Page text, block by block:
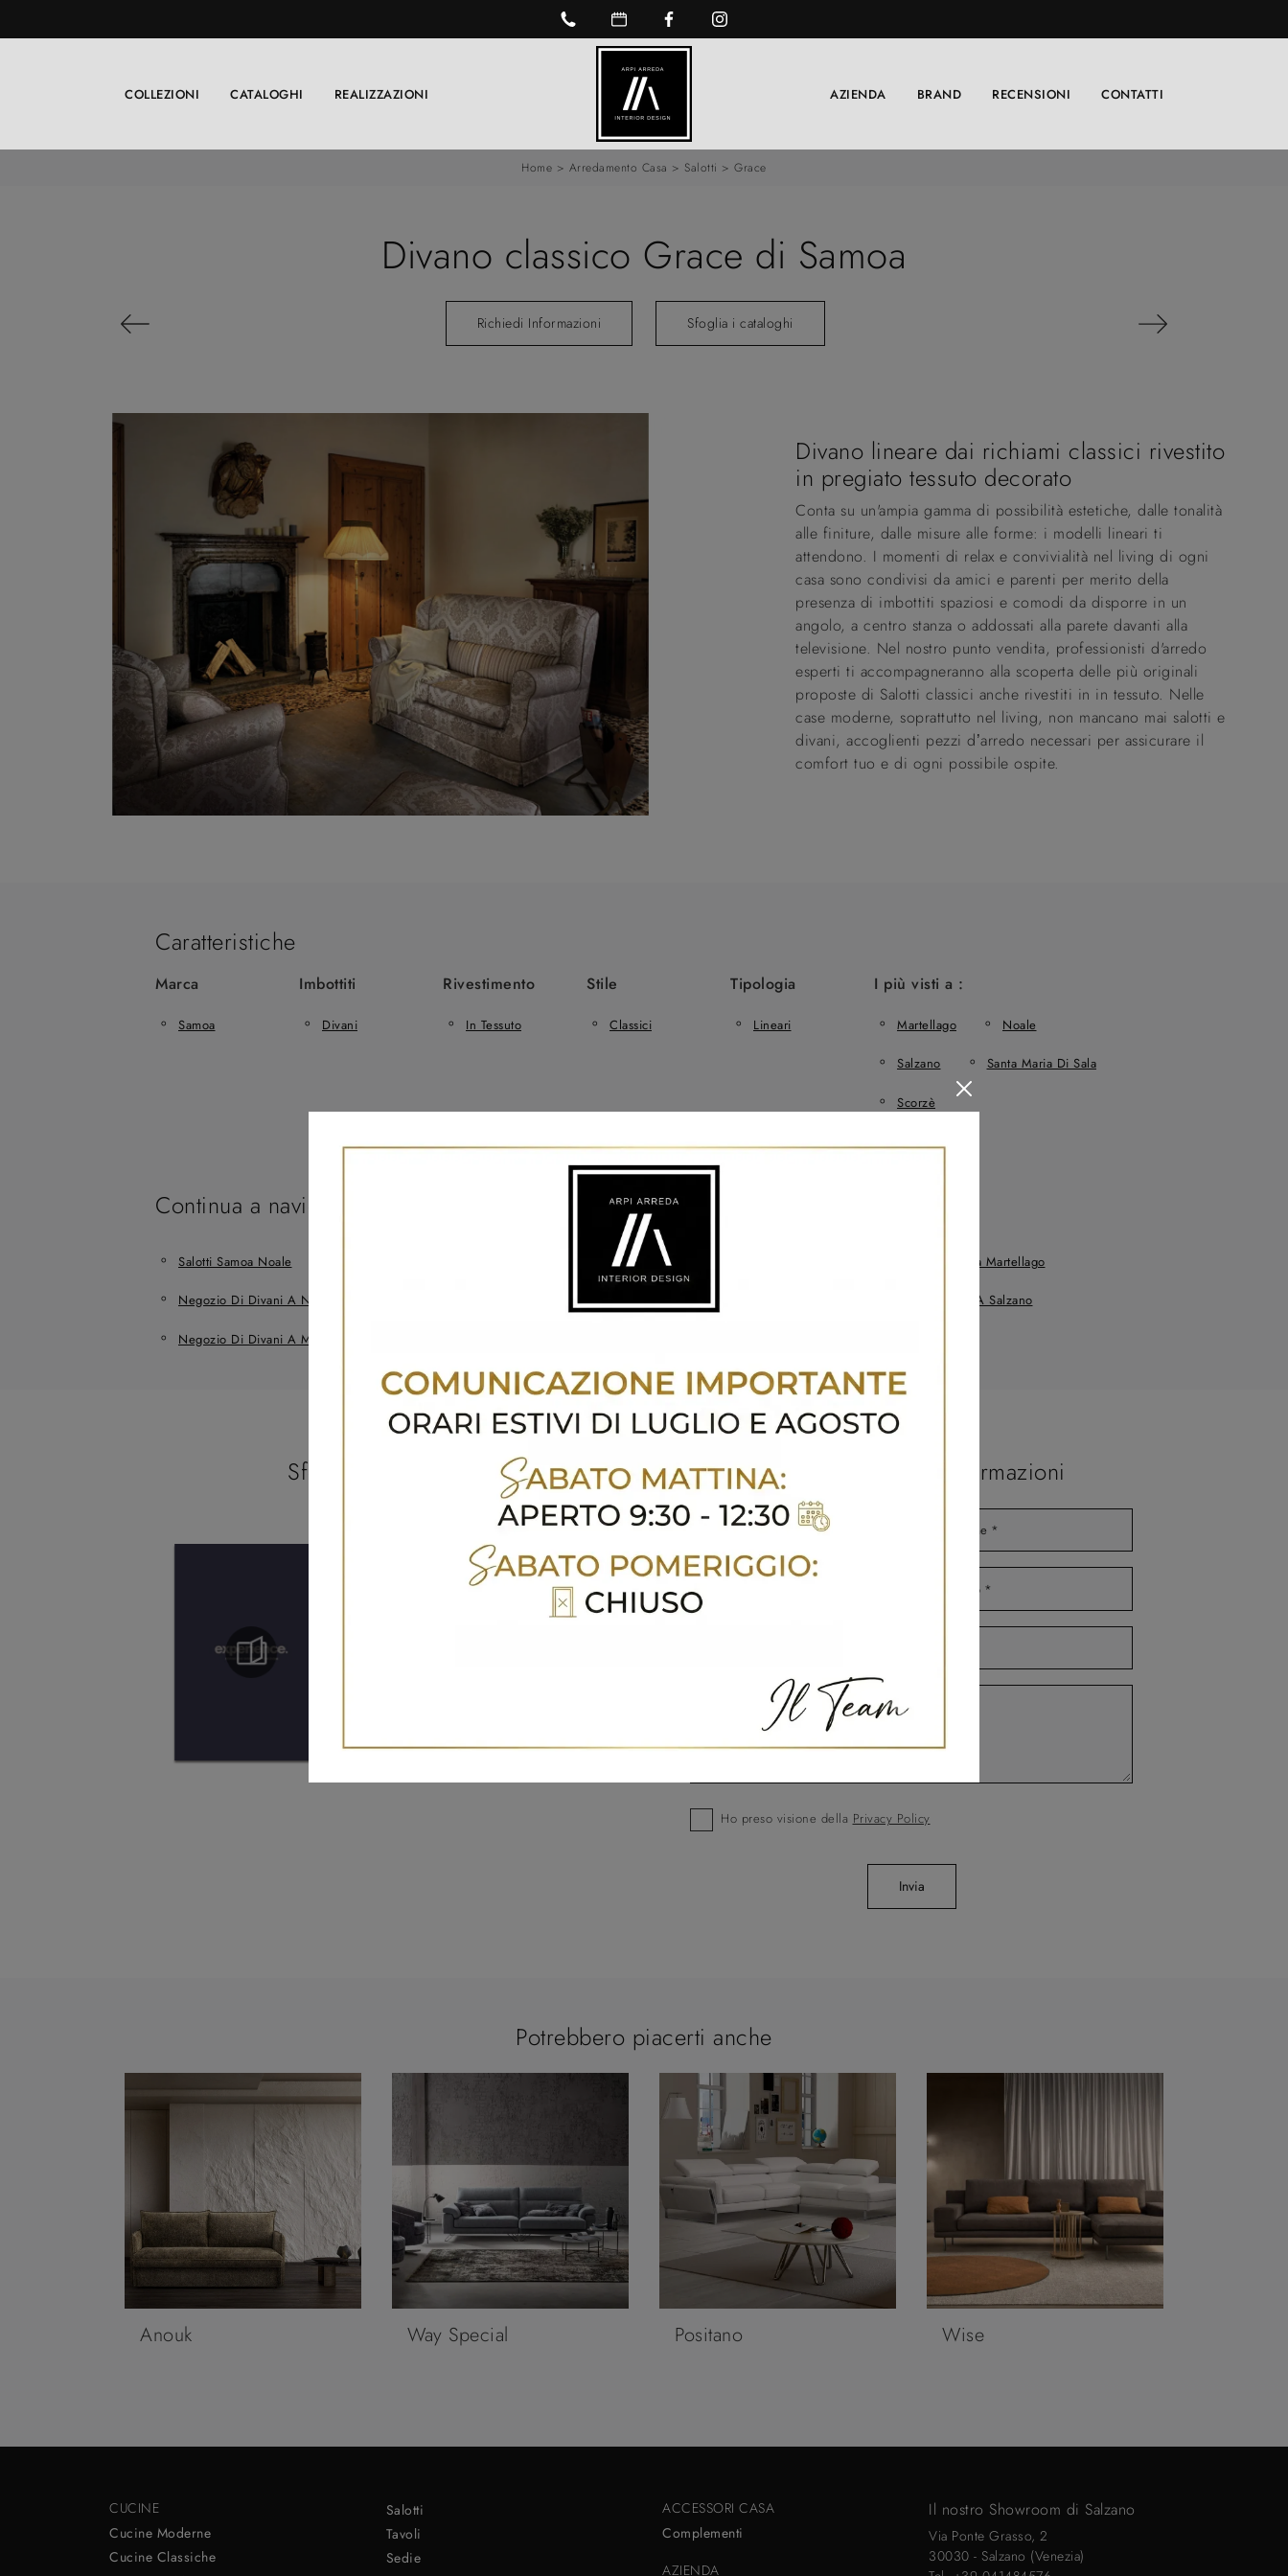
COLLEZIONI CATALOGHI REALIZZAZIONI AZIENDA BRAND RECENSIONI CONTATTI
Home > Arredamento Casa > Salotti >Grace
Divano classico Grace di Samoa
Richiedi Informazioni Sfoglia i cataloghi
Divano lineare dai richiami classici rivestito
in pregiato tessuto decorato
Conta su un'ampia gamma di possibilità estetiche, dalle tonalità
alle finiture, dalle misure alle forme: i modelli lineari ti
attendono. I momenti di relax e convivialità nel living di ogni
casa sono condivisi da amici e parenti per merito della
presenza di imbottiti spaziosi e comodi da disporre in un
angolo, a centro stanza o addossati alla parete davanti alla
televisione. Nel nostro punto vendita, professionisti d'arredo
esperti ti accompagneranno alla scoperta delle più originali
proposte di Salotti classici anche rivestiti in in tessuto. Nelle
case moderne, soprattutto nel living, non mancano mai salotti e
divani, accoglienti pezzi d’arredo necessari per assicurare il
comfort tuo e di ogni possibile ospite.
Caratteristiche
Marca
Samoa
Imbottiti
Divani
Rivestimento
In Tessuto
Stile
Classici
Tipologia
Lineari
I più visti a :
Martellago Noale
Salzano Santa Maria Di Sala
Scorzè
Continua a navigare
Salotti Samoa Noale Salotti Samoa Santa Maria Di Sala Salotti Samoa Martellago
Negozio Di Divani A Noale Negozio Di Divani A Santa Maria Di Sala Negozio Di Divani A Salzano
Negozio Di Divani A Martellago
Sfoglia i cataloghi Richiedi Maggiori Informazioni
Ho preso visione della Privacy Policy
Invia
Potrebbero piacerti anche
Anouk Way Special Positano Wise
CUCINE
Cucine Moderne
Cucine Classiche
Salotti
Tavoli
Sedie
ACCESSORI CASA
Complementi
AZIENDA
Il nostro Showroom di Salzano
Via Ponte Grasso, 2
30030 - Salzano (Venezia)